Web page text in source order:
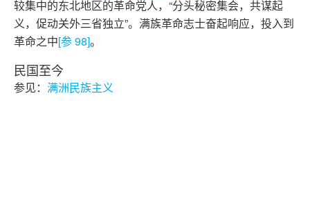
较集中的东北地区的革命党人，“分头秘密集会，共谋起
义，促动关外三省独立”。满族革命志士奋起响应，投入到
革命之中[参 98]。
民国至今
参见： 满洲民族主义